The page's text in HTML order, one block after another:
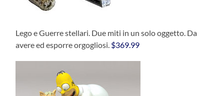
Lego e Guerre stellari. Due miti in un solo oggetto. Da
avere ed esporre orgogliosi. $369.99